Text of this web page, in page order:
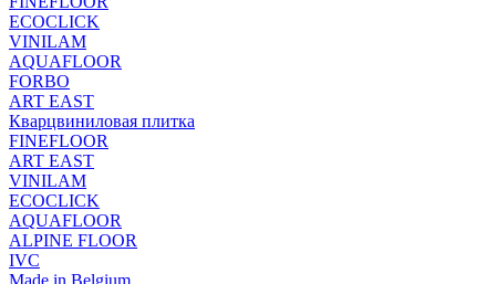
ECOCLICK
VINILAM
AQUAFLOOR
FORBO
ART EAST
Кварцвиниловая плитка
FINEFLOOR
ART EAST
VINILAM
ECOCLICK
AQUAFLOOR
ALPINE FLOOR
IVC
Made in Belgium